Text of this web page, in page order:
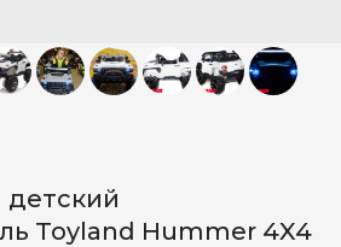
Toyland Hummer 4X4